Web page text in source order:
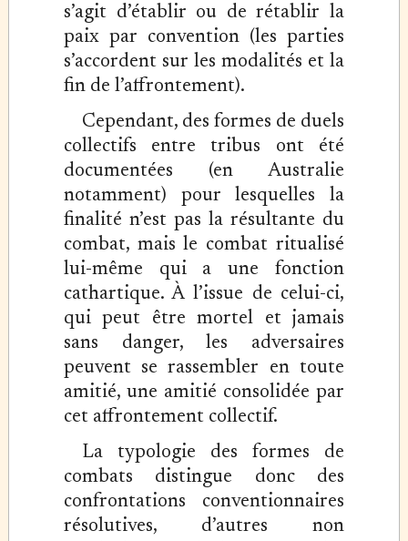
s’agit d’établir ou de rétablir la
paix par convention (les parties
s’accordent sur les modalités et la
fin de l’affrontement).
Cependant, des formes de duels
collectifs entre tribus ont été
documentées (en Australie
notamment) pour lesquelles la
finalité n’est pas la résultante du
combat, mais le combat ritualisé
lui-même qui a une fonction
cathartique. À l’issue de celui-ci,
qui peut être mortel et jamais
sans danger, les adversaires
peuvent se rassembler en toute
amitié, une amitié consolidée par
cet affrontement collectif.
La typologie des formes de
combats distingue donc des
confrontations conventionnaires
résolutives, d’autres non